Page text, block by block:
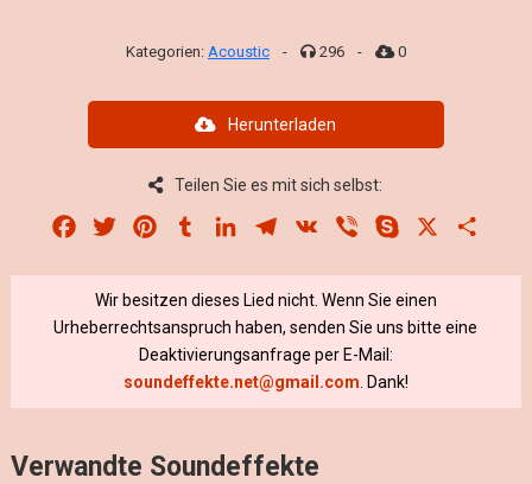
Kategorien: Acoustic - 296 - 0
Herunterladen
Teilen Sie es mit sich selbst:
Facebook
Twitter PinterestTumblrLinkedInTelegram
VK Viber Skype
Wir besitzen dieses Lied nicht. Wenn Sie einen
Urheberrechtsanspruch haben, senden Sie uns bitte eine
Deaktivierungsanfrage per E-Mail:
soundeffekte.net@gmail.com . Dank!
Verwandte Soundeffekte